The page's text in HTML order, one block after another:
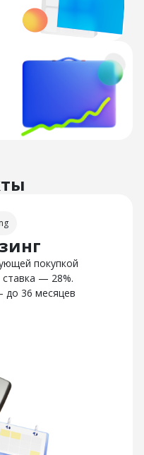
покупкой
— 28%.
до 36 месяцев